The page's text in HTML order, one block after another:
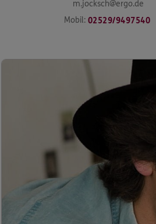
m.jocksch@ergo.de
Mobil: 02529/9497540